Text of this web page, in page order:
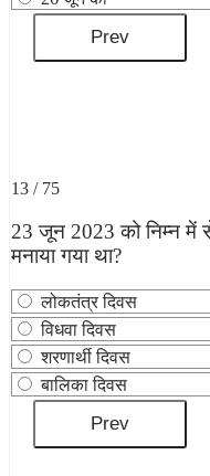
13 / 75
23 जून 2023 को निम्न में से
मनाया गया था?
लोकतंत्र दिवस
विधवा दिवस
शरणार्थी दिवस
बालिका दिवस